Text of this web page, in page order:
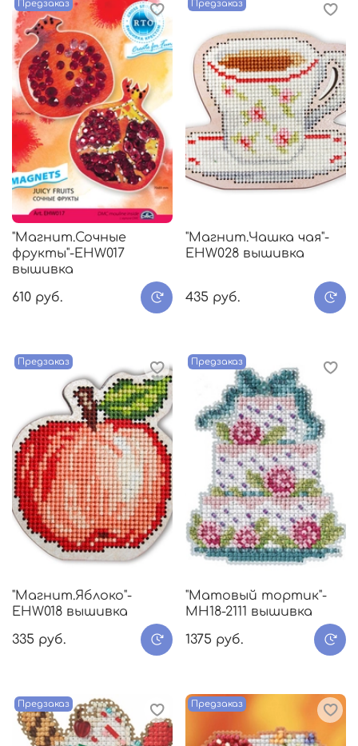
Предзаказ
"Магнит.Сочные
фрукты"-EHW017
вышивка
610 руб.
Предзаказ
"Магнит.Чашка чая"-
EHW028 вышивка
435 руб.
Предзаказ
"Магнит.Яблоко"-
EHW018 вышивка
335 руб.
Предзаказ
"Матовый тортик"-
МH18-2111 вышивка
1375 руб.
Предзаказ Предзаказ